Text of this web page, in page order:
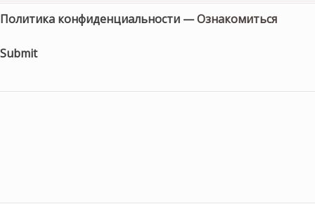
Политика конфиденциальности —Ознакомиться
Submit